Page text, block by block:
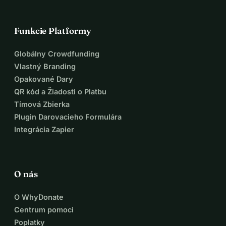
Funkcie Platformy
Globálny Crowdfunding
Vlastný Branding
Opakované Dary
QR kód a Žiadosti o Platbu
Tímová Zbierka
Plugin Darovacieho Formulára
Integrácia Zapier
O nás
O WhyDonate
Centrum pomoci
Poplatky